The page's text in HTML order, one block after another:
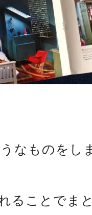
なものをし
ることでま